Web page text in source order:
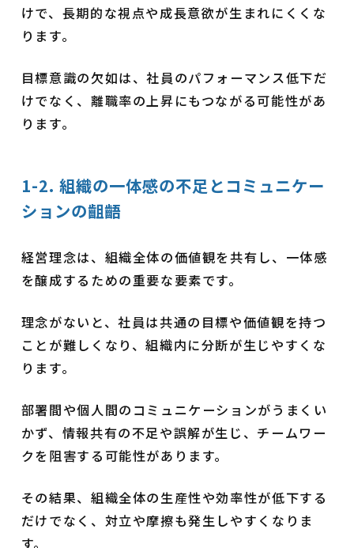
けで、長期的な視点や成長意欲が生まれにくくな
ります。
目標意識の欠如は、社員のパフォーマンス低下だ
けでなく、離職率の上昇にもつながる可能性があ
ります。
1-2. 組織の一体感の不足とコミュニケー
ションの齟齬
経営理念は、組織全体の価値観を共有し、一体感
を醸成するための重要な要素です。
理念がないと、社員は共通の目標や価値観を持つ
ことが難しくなり、組織内に分断が生じやすくな
ります。
部署間や個人間のコミュニケーションがうまくい
かず、情報共有の不足や誤解が生じ、チームワー
クを阻害する可能性があります。
その結果、組織全体の生産性や効率性が低下する
だけでなく、対立や摩擦も発生しやすくなりま
す。